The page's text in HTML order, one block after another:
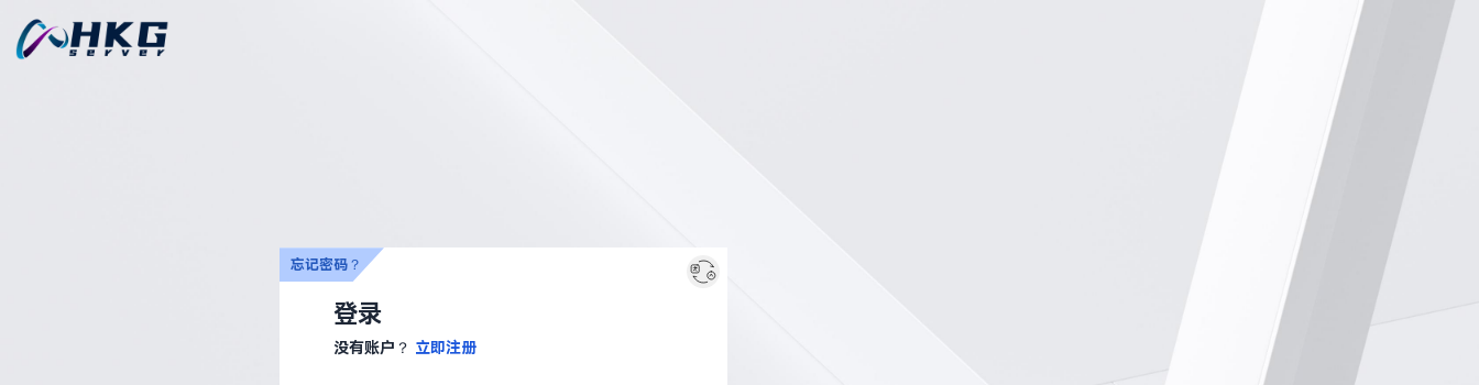
登录
没有账户？ 立即注册
忘记密码？